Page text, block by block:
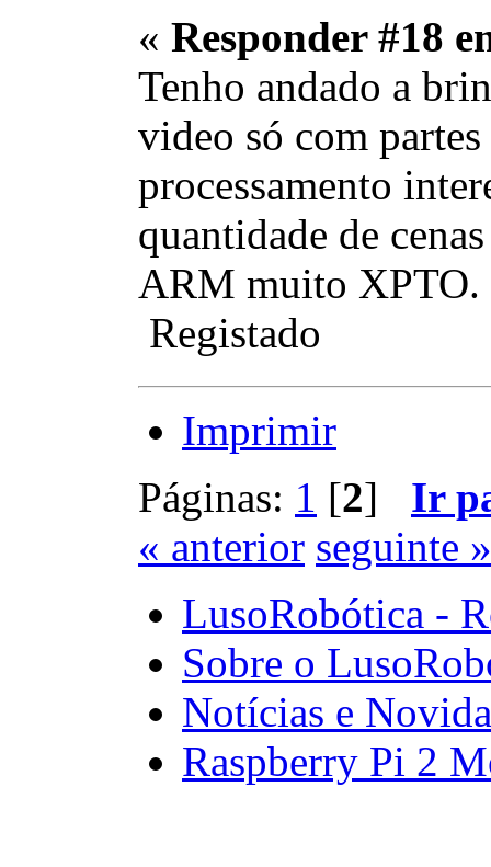
« Responder #18
Tenho andado a
video só com
processamento
quantidade de
ARM muito XPTO.
Registado
Imprimir
Páginas: 1 [2] Ir
« anterior seguinte »
LusoRobótica -
Sobre o
Notícias e
Raspberry Pi 2